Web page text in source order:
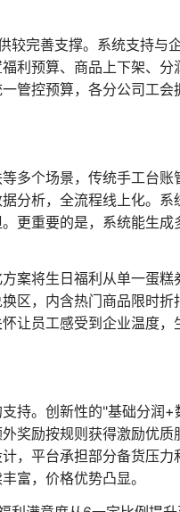
较完善支撑。系统支持
利预算、商品上下架、
管控预算，各分公司工会
多个场景，传统手工台
分析，全流程线上化。
更重要的是，系统能生
案将生日福利从单一蛋
区，内含热门商品限时
让员工感受到企业温度，
持。创新性的"基础分润
奖励按规则获得激励优
，平台承担部分备货压
富，价格优势凸显。